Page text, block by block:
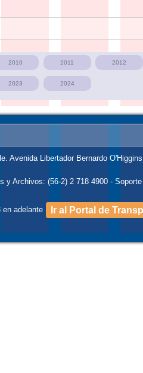
2010 2011 2012
2023 2024
Avenida Libertador Bernardo
y Archivos: (56-2) 2 718 4900 -
en adelante Ir al Portal de